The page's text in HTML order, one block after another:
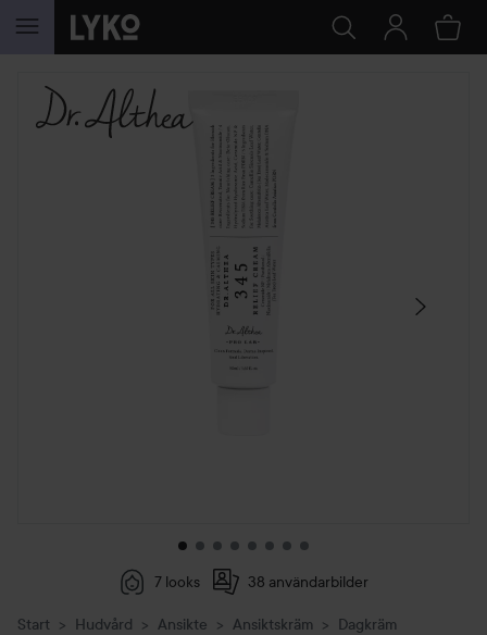
HOPPA TILL INNEHÅLLET
HOPPA ÖVER SEKTIONEN
7 looks 38 användarbilder
Start Hudvård Ansikte Ansiktskräm Dagkräm